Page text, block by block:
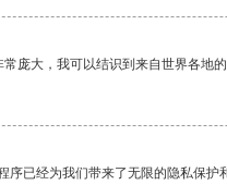
庞大，我可以结识到来自世界各地的
序已经为我们带来了无限的隐私保护